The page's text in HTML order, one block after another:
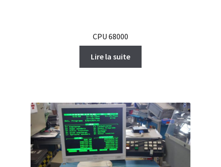
CPU 68000
Lire la suite